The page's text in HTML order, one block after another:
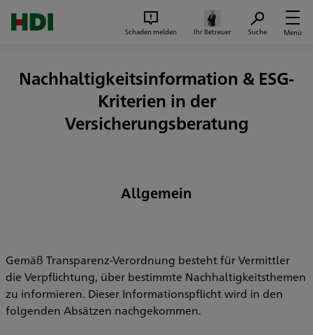
Schaden melden Ihr Betreuer Suche Menü
Nachhaltigkeitsinformation & ESG-
Kriterien in der
Versicherungsberatung
Allgemein
Gemäß Transparenz-Verordnung besteht für Vermittler
die Verpflichtung, über bestimmte Nachhaltigkeitsthemen
zu informieren. Dieser Informationspflicht wird in den
folgenden Absätzen nachgekommen.